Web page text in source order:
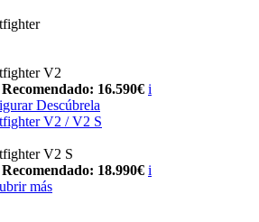
V2
16.590€ i
Descúbrela
V2 / V2 S
V2 S
18.990€ i
más